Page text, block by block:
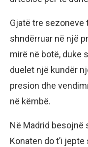
Gjatë tre sezoneve
shndërruar në një
mirë në botë, duke
duelet një kundër
presion dhe
në këmbë.
Në Madrid besojnë
Konaten do t’i